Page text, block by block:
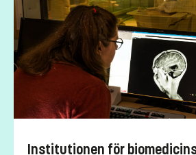
Institutionen för